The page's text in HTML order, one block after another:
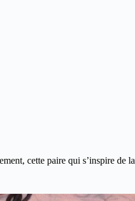
cette paire qui s’inspire de la